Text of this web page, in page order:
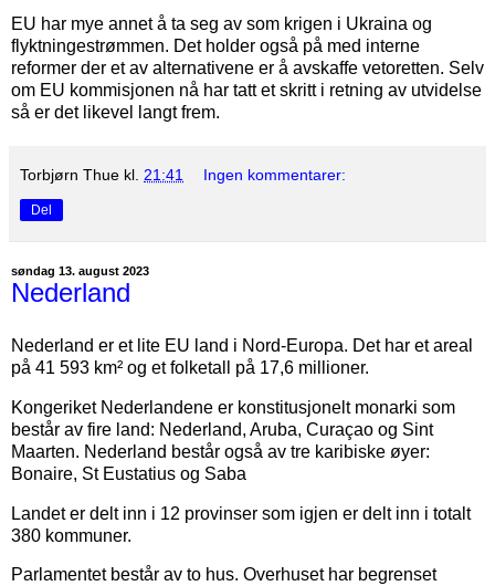
EU har mye annet å ta seg av som krigen i Ukraina og
flyktningestrømmen. Det holder også på med interne
reformer der et av alternativene er å avskaffe vetoretten. Selv
om EU kommisjonen nå har tatt et skritt i retning av utvidelse
så er det likevel langt frem.
Torbjørn Thue kl. 21:41 Ingen kommentarer:
Del
søndag 13. august 2023
Nederland
Nederland er et lite EU land i Nord-Europa. Det har et areal
på 41 593 km² og et folketall på 17,6 millioner.
Kongeriket Nederlandene er konstitusjonelt monarki som
består av fire land: Nederland, Aruba, Curaçao og Sint
Maarten. Nederland består også av tre karibiske øyer:
Bonaire, St Eustatius og Saba
Landet er delt inn i 12 provinser som igjen er delt inn i totalt
380 kommuner.
Parlamentet består av to hus. Overhuset har begrenset